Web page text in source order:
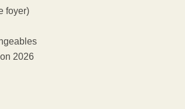
foyer)
2026